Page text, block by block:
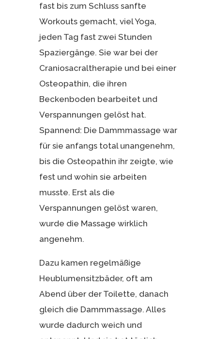
fast bis zum Schluss sanfte
Workouts gemacht, viel Yoga,
jeden Tag fast zwei Stunden
Spaziergänge. Sie war bei der
Craniosacraltherapie und bei einer
Osteopathin, die ihren
Beckenboden bearbeitet und
Verspannungen gelöst hat.
Spannend: Die Dammmassage war
für sie anfangs total unangenehm,
bis die Osteopathin ihr zeigte, wie
fest und wohin sie arbeiten
musste. Erst als die
Verspannungen gelöst waren,
wurde die Massage wirklich
angenehm.
Dazu kamen regelmäßige
Heublumensitzbäder, oft am
Abend über der Toilette, danach
gleich die Dammmassage. Alles
wurde dadurch weich und